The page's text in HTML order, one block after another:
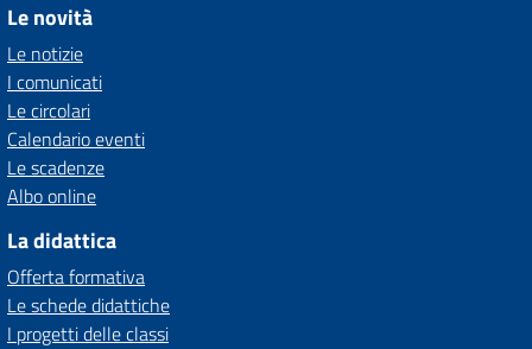
Le novità
Le notizie
I comunicati
Le circolari
Calendario eventi
Le scadenze
Albo online
La didattica
Offerta formativa
Le schede didattiche
I progetti delle classi